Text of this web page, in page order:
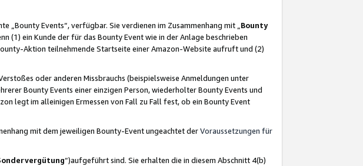
„Bounty Events“, verfügbar. Sie verdienen im Zusammenhang mit „ Bounty
(1) ein Kunde der für das Bounty Event wie in der Anlage beschrieben
Aktion teilnehmende Startseite einer Amazon-Website aufruft und (2)
oder anderen Missbrauchs (beispielsweise Anmeldungen unter
Bounty Events einer einzigen Person, wiederholter Bounty Events und
legt im alleinigen Ermessen von Fall zu Fall fest, ob ein Bounty Event
mit dem jeweiligen Bounty-Event ungeachtet derVoraussetzungen für
“)aufgeführt sind. Sie erhalten die in diesem Abschnitt 4(b)